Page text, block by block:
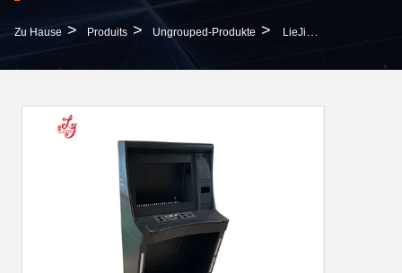
Zu Hause > Produits > Ungrouped-Produkte > LieJiang Gold Des 22 Zoll-Topf-O 510/580/595 Spiel-Maschinen-Mit Berührungseingabe Bildschirm Überwacht Metallkabinett-Spiel-Monitoren